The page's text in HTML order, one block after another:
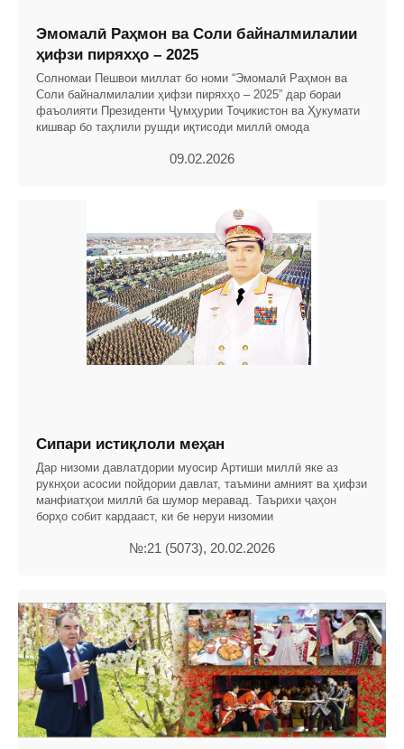
Эмомалӣ Раҳмон ва Соли байналмилалии
ҳифзи пиряхҳо – 2025
Солномаи Пешвои миллат бо номи “Эмомалӣ Раҳмон ва
Соли байналмилалии ҳифзи пиряхҳо – 2025” дар бораи
фаъолияти Президенти Ҷумҳурии Тоҷикистон ва Ҳукумати
кишвар бо таҳлили рушди иқтисоди миллӣ омода
09.02.2026
Сипари истиқлоли меҳан
Дар низоми давлатдории муосир Артиши миллӣ яке аз
рукнҳои асосии пойдории давлат, таъмини амният ва ҳифзи
манфиатҳои миллӣ ба шумор меравад. Таърихи ҷаҳон
борҳо собит кардааст, ки бе неруи низомии
№:21 (5073), 20.02.2026